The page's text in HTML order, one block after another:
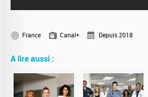
France Canal+ Depuis 2018
A lire aussi :